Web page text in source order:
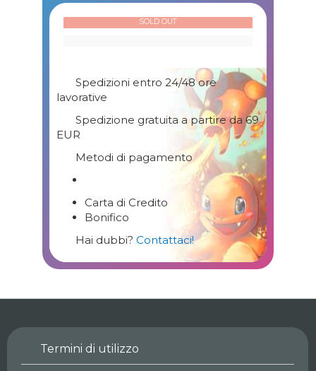
Spedizioni entro 24/48 ore
lavorative
Spedizione gratuita a partire da 69
EUR
Metodi di pagamento
Carta di Credito
Bonifico
Hai dubbi? Contattaci!
SOLD OUT
Termini di utilizzo